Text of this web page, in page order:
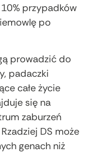
przypadków
po
prowadzić do
padaczki
całe życie
się na
zaburzeń
Rzadziej DS może
genach niż